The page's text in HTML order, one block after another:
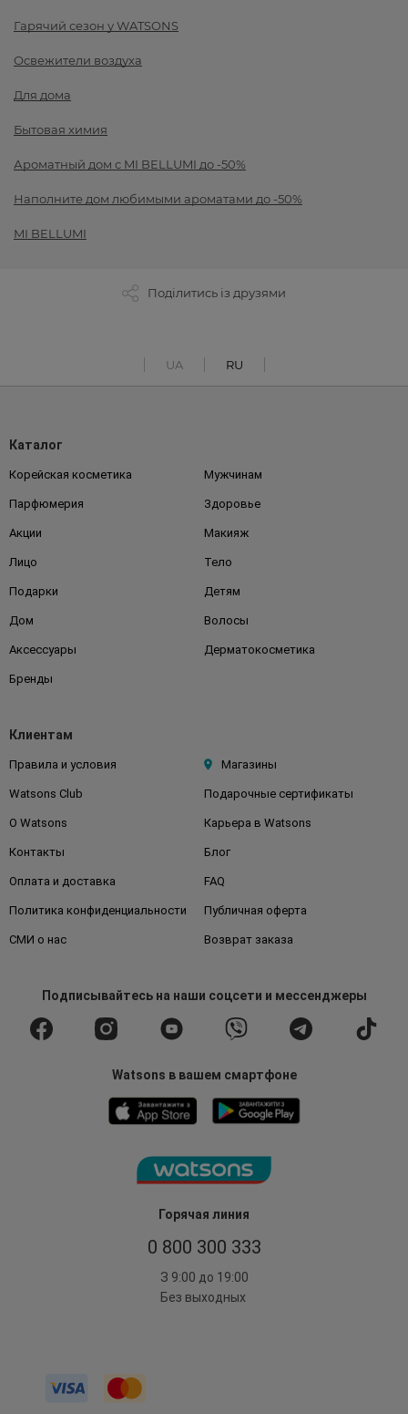
Гарячий сезон у WATSONS
Освежители воздуха
Для дома
Бытовая химия
Ароматный дом с MI BELLUMI до -50%
Наполните дом любимыми ароматами до -50%
MI BELLUMI
Поділитись із друзями
UA RU
Горячая линия
0 800 300 333
З 9:00 до 19:00
Без выходных
Каталог
Корейская косметика Мужчинам
Парфюмерия Здоровье
Акции Макияж
Лицо Тело
Подарки Детям
Дом Волосы
Аксессуары Дерматокосметика
Бренды
Клиентам
Правила и условия Магазины
Watsons Club Подарочные сертификаты
О Watsons Карьера в Watsons
Контакты Блог
Оплата и доставка FAQ
Политика конфиденциальности Публичная оферта
СМИ о нас Возврат заказа
Подписывайтесьна наши соцсети и мессенджеры
Watsons в вашем смартфоне